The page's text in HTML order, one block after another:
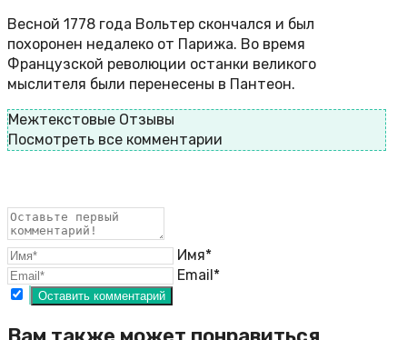
Весной 1778 года Вольтер скончался и был
похоронен недалеко от Парижа. Во время
Французской революции останки великого
мыслителя были перенесены в Пантеон.
Межтекстовые Отзывы
Посмотреть все комментарии
Имя*
Email*